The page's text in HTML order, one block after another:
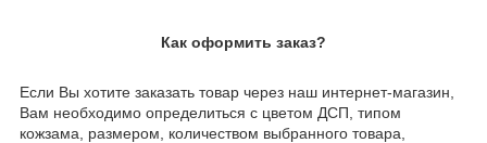
Как оформить заказ?
Если Вы хотите заказать товар через наш интернет-магазин,
Вам необходимо определиться с цветом ДСП, типом
кожзама, размером, количеством выбранного товара,